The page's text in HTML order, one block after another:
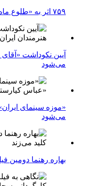
۷۵۹ اثر به «طلوع ماه» رسید
آیین نکوداشت
می‌شود
«موزه سینمای
می‌شود
بهاره رهنما دومین